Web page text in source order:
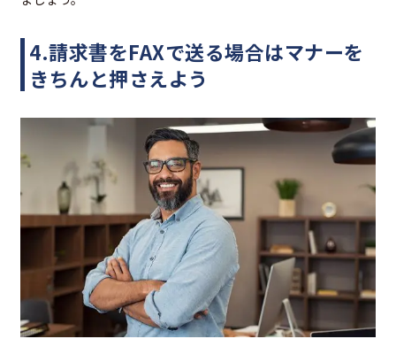
4.請求書をFAXで送る場合はマナーを
きちんと押さえよう